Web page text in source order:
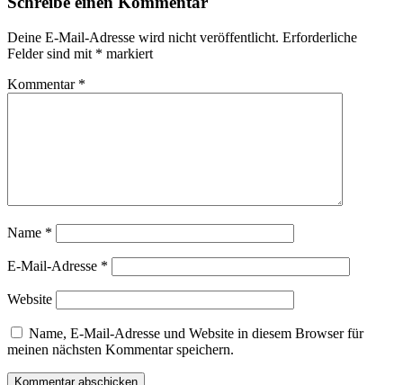
Deine E-Mail-Adresse wird nicht veröffentlicht. Erforderliche
Felder sind mit * markiert
Kommentar *
Name *
E-Mail-Adresse *
Website
Name, E-Mail-Adresse und Website in diesem Browser für
meinen nächsten Kommentar speichern.